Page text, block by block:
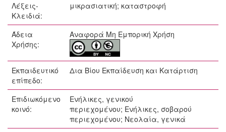
Λέξεις-
Κλειδιά:
μικρασιατική; καταστροφή
Άδεια
Χρήσης:
Αναφορά Μη Εμπορική Χρήση
Εκπαιδευτικό
επίπεδο:
Δια Βίου Εκπαίδευση και Κατάρτιση
Επιδιωκόμενο
κοινό:
Ενήλικες, γενικού
περιεχομένου; Ενήλικες, σοβαρού
περιεχομένου; Νεολαία, γενικά